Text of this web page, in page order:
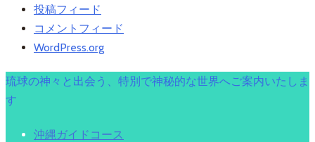
投稿フィード
コメントフィード
WordPress.org
琉球の神々と出会う、特別で神秘的な世界へご案内いたしま
す
沖縄ガイドコース